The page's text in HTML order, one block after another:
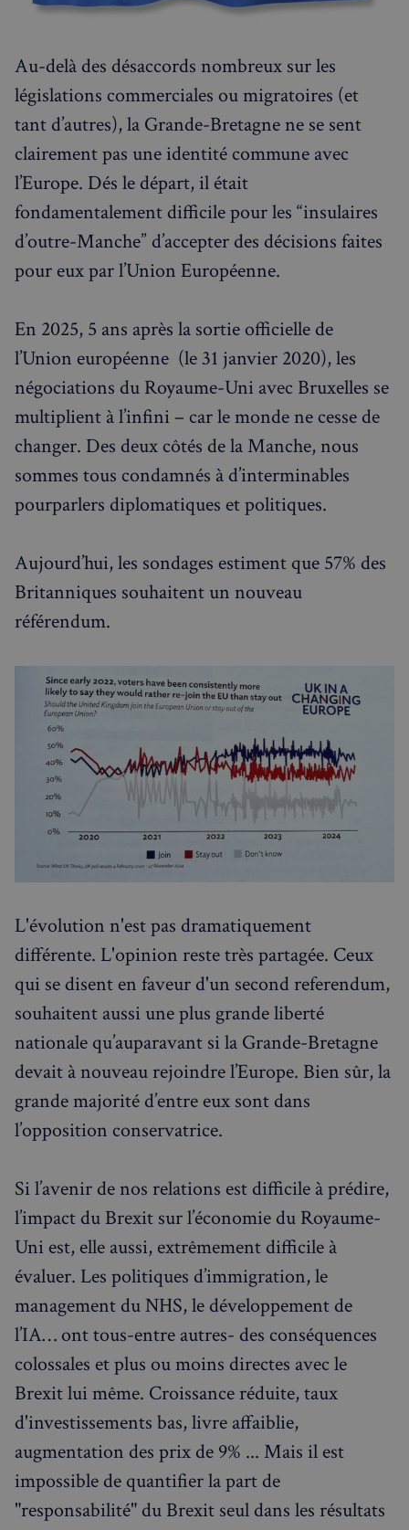
Événements à venir
Au-delà des désaccords nombreux sur les
législations commerciales ou migratoires (et
tant d’autres), la Grande-Bretagne ne se sent
clairement pas une identité commune avec
l’Europe. Dés le départ, il était
fondamentalement difficile pour les “insulaires
d’outre-Manche” d’accepter des décisions faites
pour eux par l’Union Européenne.
En 2025, 5 ans après la sortie officielle de
l’Union européenne (le 31 janvier 2020), les
négociations du Royaume-Uni avec Bruxelles se
multiplient à l’infini – car le monde ne cesse de
changer. Des deux côtés de la Manche, nous
sommes tous condamnés à d’interminables
pourparlers diplomatiques et politiques.
Aujourd’hui, les sondages estiment que 57% des
Britanniques souhaitent un nouveau
référendum.
L'évolution n'est pas dramatiquement
différente. L'opinion reste très partagée. Ceux
qui se disent en faveur d'un second referendum,
souhaitent aussi une plus grande liberté
nationale qu’auparavant si la Grande-Bretagne
devait à nouveau rejoindre l’Europe. Bien sûr, la
grande majorité d’entre eux sont dans
l’opposition conservatrice.
Si l’avenir de nos relations est difficile à prédire,
l’impact du Brexit sur l’économie du Royaume-
Uni est, elle aussi, extrêmement difficile à
évaluer. Les politiques d’immigration, le
management du NHS, le développement de
l’IA… ont tous-entre autres- des conséquences
colossales et plus ou moins directes avec le
Brexit lui même. Croissance réduite, taux
d'investissements bas, livre affaiblie,
augmentation des prix de 9% ... Mais il est
impossible de quantifier la part de
"responsabilité" du Brexit seul dans les résultats